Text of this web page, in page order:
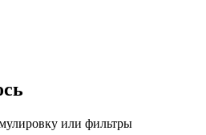
или фильтры